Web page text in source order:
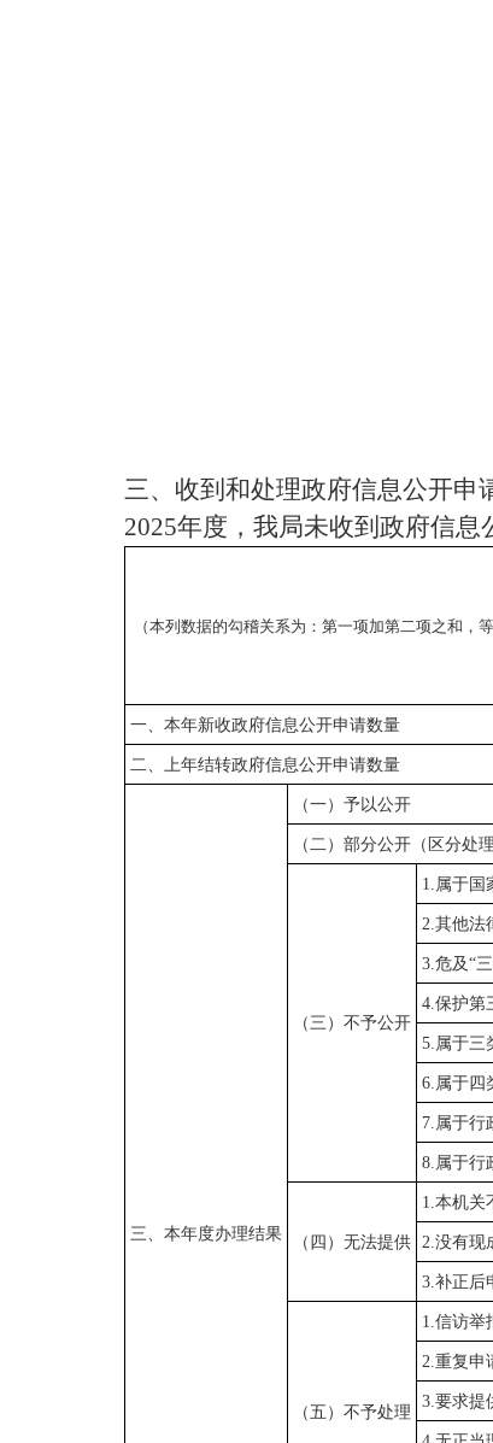
三、收到和处理政府信息公开申
2025年度，我局未收到政府信息
（本列数据的勾稽关系为：第一项加第二项之和，
一、本年新收政府信息公开申请数量
二、上年结转政府信息公开申请数量
三、本年度办理结果
（一）予以公开
（二）部分公开（区分处
（三）不予公开
1.属于国
2.其他法
3.危及“
4.保护第
5.属于三
6.属于四
7.属于行
8.属于行
（四）无法提供
1.本机关
2.没有现
3.补正后
（五）不予处理
1.信访举
2.重复申
3.要求提